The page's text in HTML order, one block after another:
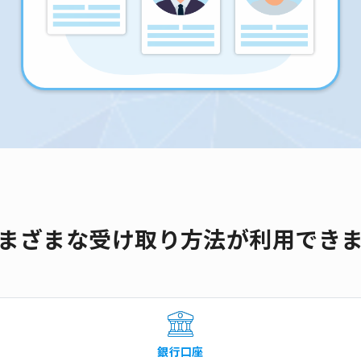
ざまな受け取り方法が利用でき
銀行口座